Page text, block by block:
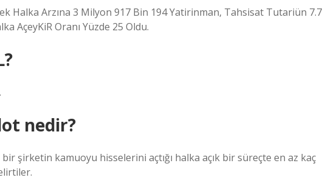
Halka Arzına 3 Milyon 917 Bin 194 Yatirinman, Tahsisat Tutariün 7.7
AçeyKiR Oranı Yüzde 25 Oldu.
nedir?
şirketin kamuoyu hisselerini açtığı halka açık bir süreçte en az kaç